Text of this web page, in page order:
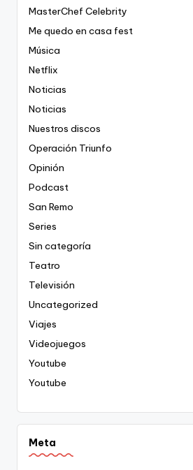
MasterChef Celebrity
Me quedo en casa fest
Música
Netflix
Noticias
Noticias
Nuestros discos
Operación Triunfo
Opinión
Podcast
San Remo
Series
Sin categoría
Teatro
Televisión
Uncategorized
Viajes
Videojuegos
Youtube
Youtube
Meta